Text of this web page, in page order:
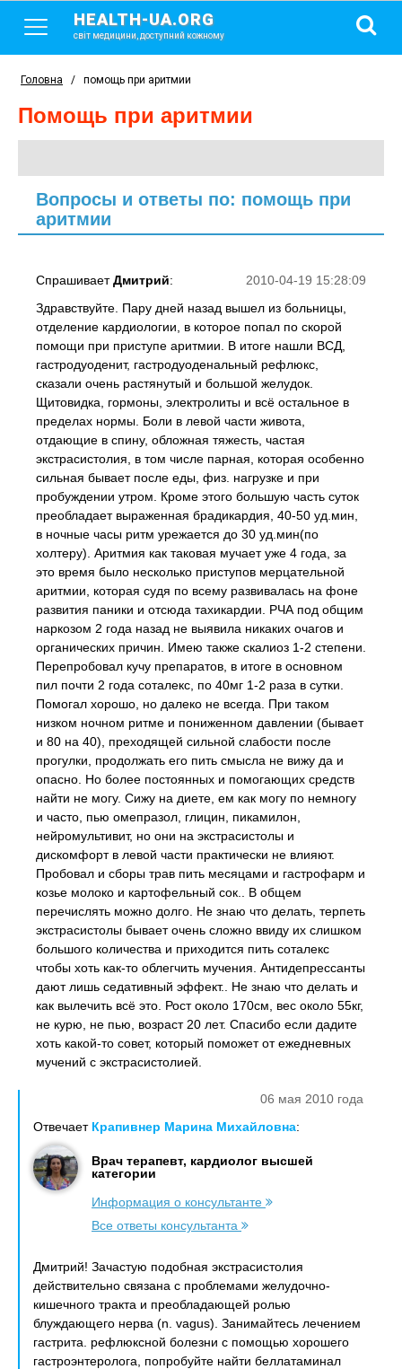
HEALTH-UA.ORG
світ медицини, доступний кожному
Головна / помощь при аритмии
помощь при аритмии
Вопросы и ответы по: помощь при
аритмии
2010-04-19 15:28:09
СпрашиваетДмитрий:
Здравствуйте. Пару дней назад вышел из больницы,
отделение кардиологии, в которое попал по скорой
помощи при приступе аритмии. В итоге нашли ВСД,
гастродуоденит, гастродуоденальный рефлюкс,
сказали очень растянутый и большой желудок.
Щитовидка, гормоны, электролиты и всё остальное в
пределах нормы. Боли в левой части живота,
отдающие в спину, обложная тяжесть, частая
экстрасистолия, в том числе парная, которая особенно
сильная бывает после еды, физ. нагрузке и при
пробуждении утром. Кроме этого большую часть суток
преобладает выраженная брадикардия, 40-50 уд.мин,
в ночные часы ритм урежается до 30 уд.мин(по
холтеру). Аритмия как таковая мучает уже 4 года, за
это время было несколько приступов мерцательной
аритмии, которая судя по всему развивалась на фоне
развития паники и отсюда тахикардии. РЧА под общим
наркозом 2 года назад не выявила никаких очагов и
органических причин. Имею также скалиоз 1-2 степени.
Перепробовал кучу препаратов, в итоге в основном
пил почти 2 года соталекс, по 40мг 1-2 раза в сутки.
Помогал хорошо, но далеко не всегда. При таком
низком ночном ритме и пониженном давлении (бывает
и 80 на 40), преходящей сильной слабости после
прогулки, продолжать его пить смысла не вижу да и
опасно. Но более постоянных и помогающих средств
найти не могу. Сижу на диете, ем как могу по немногу
и часто, пью омепразол, глицин, пикамилон,
нейромультивит, но они на экстрасистолы и
дискомфорт в левой части практически не влияют.
Пробовал и сборы трав пить месяцами и гастрофарм и
козье молоко и картофельный сок.. В общем
перечислять можно долго. Не знаю что делать, терпеть
экстрасистолы бывает очень сложно ввиду их слишком
большого количества и приходится пить соталекс
чтобы хоть как-то облегчить мучения. Антидепрессанты
дают лишь седативный эффект.. Не знаю что делать и
как вылечить всё это. Рост около 170см, вес около 55кг,
не курю, не пью, возраст 20 лет. Спасибо если дадите
хоть какой-то совет, который поможет от ежедневных
мучений с экстрасистолией.
06 мая 2010 года
Отвечает Крапивнер Марина Михайловна:
Врач терапевт, кардиолог высшей
категории
Информация о консультанте
Все ответы консультанта
Дмитрий! Зачастую подобная экстрасистолия
действительно связана с проблемами желудочно-
кишечного тракта и преобладающей ролью
блуждающего нерва (n. vagus). Занимайтесь лечением
гастрита. рефлюксной болезни с помощью хорошего
гастроэнтеролога, попробуйте найти беллатаминал